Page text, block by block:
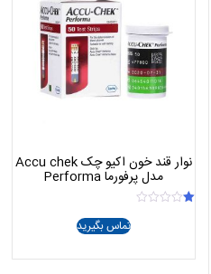
نوار قند خون اکیو چک Accu chek
مدل پرفورما Performa
تماس بگیرید